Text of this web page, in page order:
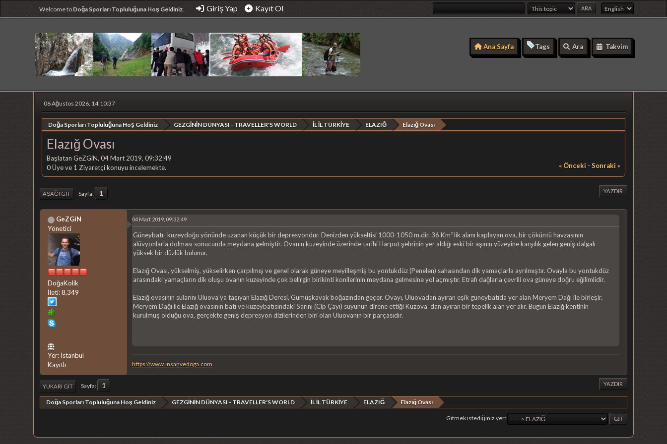
Welcome to Doğa Sporları Topluluğuna Hoş Geldiniz. Giriş Yap Kayıt Ol
Ana Sayfa Tags Ara Takvim
06 Ağustos 2026, 14:10:37
Doğa Sporları Topluluğuna Hoş Geldiniz GEZGİNİN DÜNYASI - TRAVELLER'S WORLD İL İL TÜRKİYE ELAZIĞ Elazığ Ovası
Elazığ Ovası
Başlatan GeZGiN, 04 Mart 2019, 09:32:49
« Önceki - Sonraki »
0 Üye ve 1 Ziyaretçi konuyu incelemekte.
YAZDIR
AŞAĞI GIT Sayfa 1
GeZGiN
Yönetici
DoğaKolik
İleti: 8,349
Yer: İstanbul
Kayıtlı
04 Mart 2019, 09:32:49
Güneybatı- kuzeydoğu yönünde uzanan küçük bir depresyondur. Denizden yükseltisi 1000-1050 m.dir. 36 Km² lik alanı kaplayan ova, bir çöküntü havzasının
alüvyonlarla dolması sonucunda meydana gelmiştir. Ovanın kuzeyinde üzerinde tarihi Harput şehrinin yer aldığı eski bir aşının yüzeyine karşılık gelen geniş dalgalı
yüksek bir düzlük bulunur.
Elazığ Ovası, yükselmiş, yükselirken çarpılmış ve genel olarak güneye meyilleşmiş bu yontukdüz (Penelen) sahasından dik yamaçlarla ayrılmıştır. Ovayla bu yontukdüz
arasındaki yamaçların dik oluşu ovanın kuzeyinde çok belirgin birikinti konilerinin meydana gelmesine yol açmıştır. Etrafı dağlarla çevrili ova güneye doğru eğilimlidir.
Elazığ ovasının sularını Uluova'ya taşıyan Elazığ Deresi, Gümüşkavak boğazından geçer. Ovayı, Uluovadan ayıran eşik güneybatıda yer alan Meryem Dağı ile birleşir.
Meryem Dağı ile Elazığ ovasının batı ve kuzeybatısındaki Sarını (Cip Çayı) suyunun direne ettiği Kuzova' dan ayıran bir tepelik alan yer alır. Bugün Elazığ kentinin
kurulmuş olduğu ova, gerçekte geniş depresyon dizilerinden biri olan Uluovanın bir parçasıdır.
https://www.insanvedoga.com
YAZDIR
YUKARI GIT Sayfa 1
Doğa Sporları Topluluğuna Hoş Geldiniz GEZGİNİN DÜNYASI - TRAVELLER'S WORLD İL İL TÜRKİYE ELAZIĞ Elazığ Ovası
Gitmek istediğiniz yer